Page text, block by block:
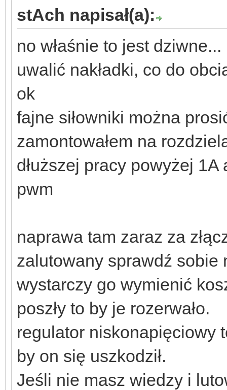
stAch napisał(a):
no właśnie to jest
uwalić nakładki, co do
ok
fajne siłowniki można
zamontowałem na
dłuższej pracy powyżej
pwm
naprawa tam zaraz za
zalutowany sprawdź sobie
wystarczy go wymienić
poszły to by je rozerwało.
regulator niskonapięciowy
by on się uszkodził.
Jeśli nie masz wiedzy i